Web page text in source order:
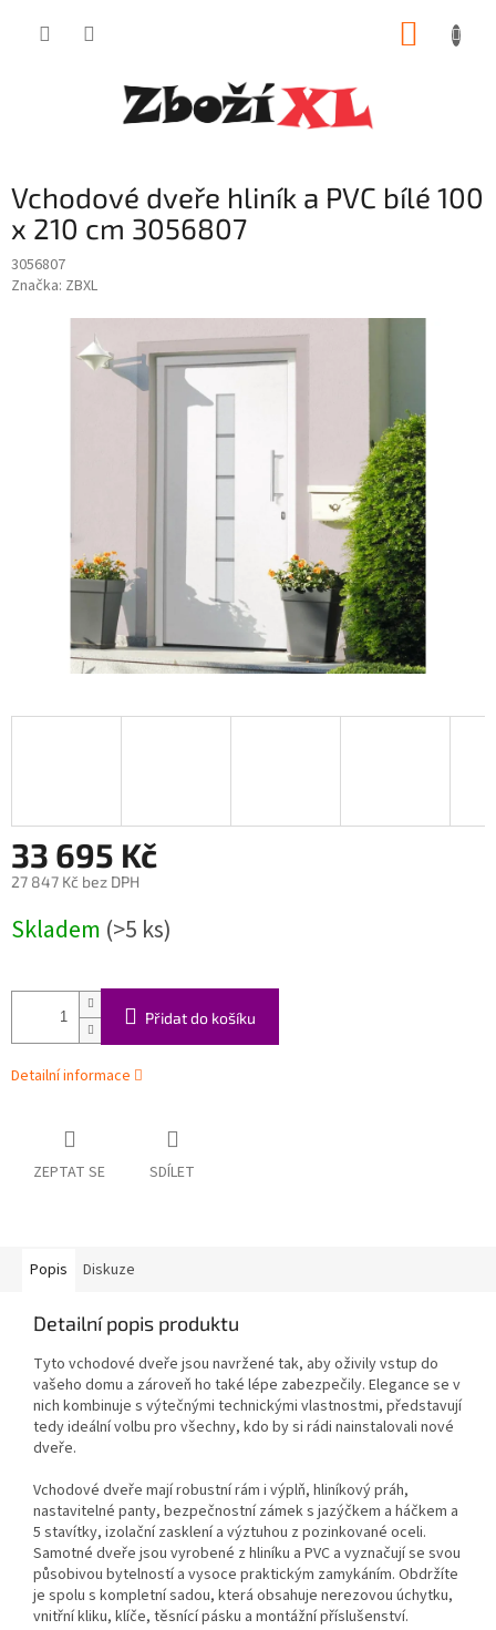
Vchodové dveře hliník a PVC bílé 100
x 210 cm 3056807
3056807
Značka: ZBXL
33 695 Kč
27 847 Kč bez DPH
cena:
Skladem (>5 ks)
Přidat do košíku
Detailní informace
ZEPTAT SE SDÍLET
Popis Diskuze
Detailní popis produktu
Tyto vchodové dveře jsou navržené tak, aby oživily vstup do
vašeho domu a zároveň ho také lépe zabezpečily. Elegance se v
nich kombinuje s výtečnými technickými vlastnostmi, představují
tedy ideální volbu pro všechny, kdo by si rádi nainstalovali nové
dveře.
Vchodové dveře mají robustní rám i výplň, hliníkový práh,
nastavitelné panty, bezpečnostní zámek s jazýčkem a háčkem a
5 stavítky, izolační zasklení a výztuhou z pozinkované oceli.
Samotné dveře jsou vyrobené z hliníku a PVC a vyznačují se svou
působivou bytelností a vysoce praktickým zamykáním. Obdržíte
je spolu s kompletní sadou, která obsahuje nerezovou úchytku,
vnitřní kliku, klíče, těsnící pásku a montážní příslušenství.